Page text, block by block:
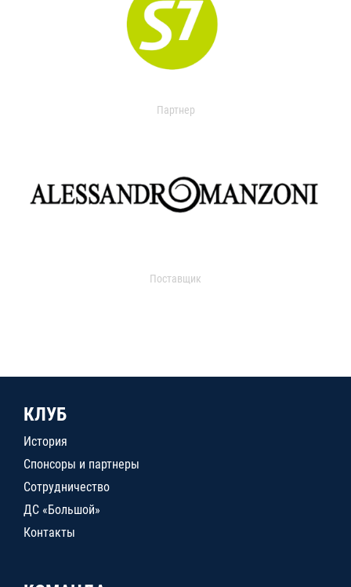
Партнер
Поставщик
КЛУБ
История
Спонсоры и партнеры
Сотрудничество
ДС «Большой»
Контакты